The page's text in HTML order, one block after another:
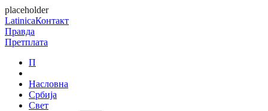
placeholder
LatinicaКонтакт
Правда
Претплата
П
Насловна
Србија
Свет